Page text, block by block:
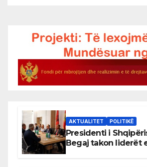
AKTUALITET POLITIKË
Presidenti i
Begaj takon liderët